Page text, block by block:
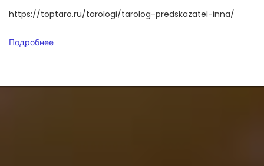
https://toptaro.ru/tarologi/tarolog-predskazatel-inna/
Подробнее